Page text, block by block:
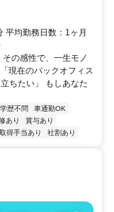
平均勤務日数：1ヶ月
の感性で、一生モノ
現在のバックオフィス
ちたい」 もしあなた
学歴不問
車通勤OK
あり
賞与あり
得手当あり 社割あり